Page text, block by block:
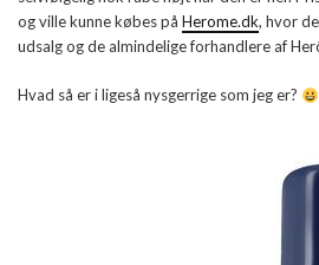
og ville kunne købes på Herome.dk, hvor
udsalg og de almindelige forhandlere af
Hvad så er i ligeså nysgerrige som jeg er?